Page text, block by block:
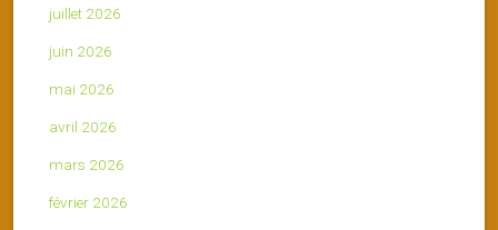
juillet 2026
juin 2026
mai 2026
avril 2026
mars 2026
février 2026